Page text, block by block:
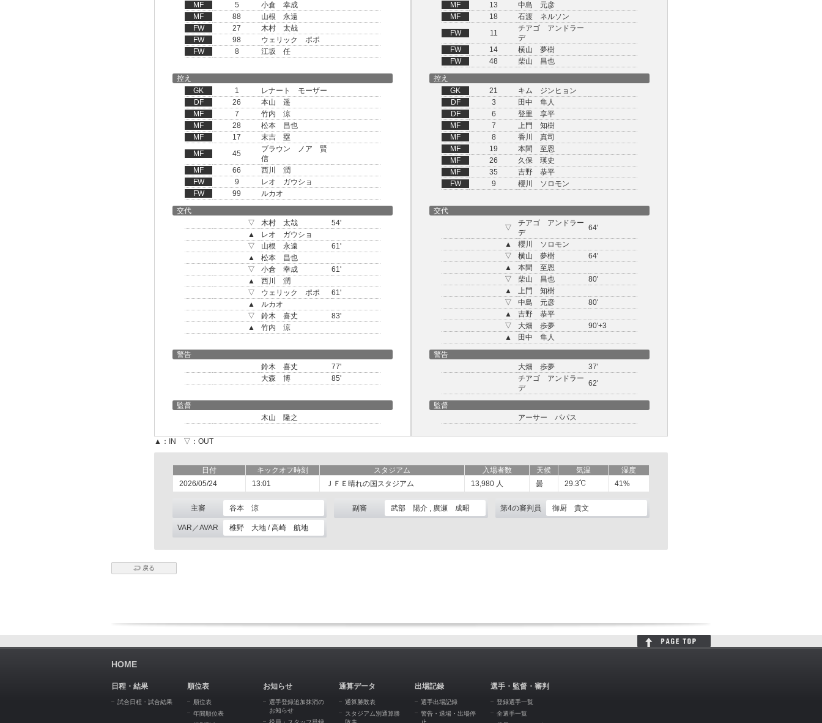
MF
5
小倉 幸成
MF
88
山根 永遠
FW
27
木村 太哉
FW
98
ウェリック ポポ
FW
8 江坂 任
MF
13
中島 元彦
MF
18
石渡 ネルソン
FW
11
チアゴ アンドラー
デ
FW
14
横山 夢樹
FW
48
柴山 昌也
控え
GK
1
レナート モーザー
DF
26
本山 遥
MF
7
竹内 涼
MF
28
松本 昌也
MF
17
末吉 塁
MF
45
ブラウン ノア 賢
信
MF
66
西川 潤
FW
9
レオ ガウショ
FW
99 ルカオ
控え
GK
21
キム ジンヒョン
DF
3
田中 隼人
DF
6
登里 享平
MF
7
上門 知樹
MF
8
香川 真司
MF
19
本間 至恩
MF
26
久保 瑛史
MF
35
吉野 恭平
FW
9 櫻川 ソロモン
交代
▽
木村 太哉
54'
▲
レオ ガウショ
▽
山根 永遠
61'
▲
松本 昌也
▽
小倉 幸成
61'
▲
西川 潤
▽
ウェリック ポポ
61'
▲
ルカオ
▽
鈴木 喜丈
83'
▲
竹内 涼
交代
▽
チアゴ アンドラー
デ
64'
▲
櫻川 ソロモン
▽
横山 夢樹
64'
▲
本間 至恩
▽
柴山 昌也
80'
▲
上門 知樹
▽
中島 元彦
80'
▲
吉野 恭平
▽
大畑 歩夢
90'+3
▲
田中 隼人
警告
鈴木 喜丈
77'
大森 博
85'
警告
大畑 歩夢
37'
チアゴ アンドラー
デ
62'
監督
木山 隆之
監督
アーサー パパス
▲：IN ▽：OUT
日付 キックオフ時刻 スタジアム 入場者数 天候 気温
湿度
2026/05/24
13:01 ＪＦＥ晴れの国スタジアム 13,980 人 曇 29.3 41%
主審 谷本 涼 副審 武部 陽介 , 廣瀬 成昭 第4の審判員 御厨 貴文
VAR／AVAR 椎野 大地 / 高崎 航地
戻る
HOME
日程・結果
試合日程・試合結果
順位表
順位表
年間順位表
お知らせ
選手登録追加抹消の
お知らせ
通算データ
通算勝敗表
スタジアム別通算勝
出場記録
選手出場記録
警告・退場・出場停
選手・監督・審判
登録選手一覧
全選手一覧